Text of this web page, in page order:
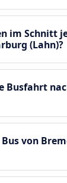
im Schnitt
(Lahn)?
Busfahrt
von